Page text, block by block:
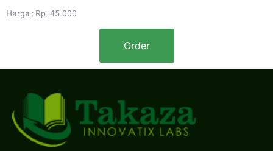
Harga : Rp. 45.000
Order